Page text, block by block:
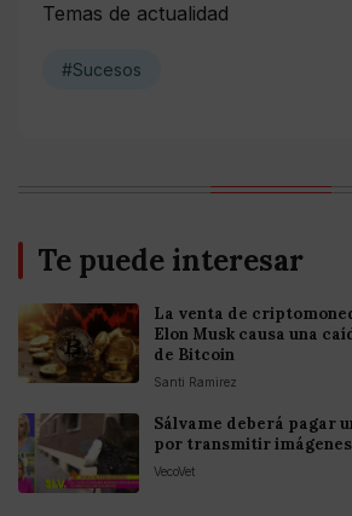
Temas de actualidad
#Sucesos
Te puede interesar
La venta de
Elon Musk causa una
de Bitcoin
Santi Ramirez
Sálvame deberá pagar
por transmitir
VecoVet